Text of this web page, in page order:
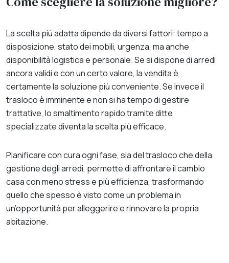
La scelta più adatta dipende da diversi fattori: tempo a
disposizione, stato dei mobili, urgenza, ma anche
disponibilità logistica e personale. Se si dispone di arredi
ancora validi e con un certo valore, la vendita è
certamente la soluzione più conveniente. Se invece il
trasloco è imminente e non si ha tempo di gestire
trattative, lo smaltimento rapido tramite ditte
specializzate diventa la scelta più efficace.
Pianificare con cura ogni fase, sia del trasloco che della
gestione degli arredi, permette di affrontare il cambio
casa con meno stress e più efficienza, trasformando
quello che spesso è visto come un problema in
un’opportunità per alleggerire e rinnovare la propria
abitazione.